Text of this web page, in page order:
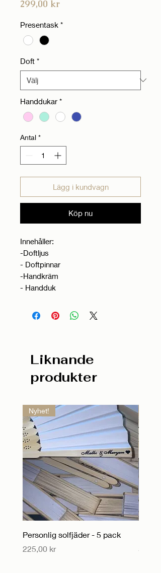
299,00 krPris
Presentask *
Doft *
Handdukar *
Antal *
Lägg i kundvagn
Köp nu
Innehåller:
-Doftljus
- Doftpinnar
-Handkräm
- Handduk
Liknande
produkter
Nyhet!
Personlig solfjäder - 5 pack
Pris
225,00 kr
Pris
55,00